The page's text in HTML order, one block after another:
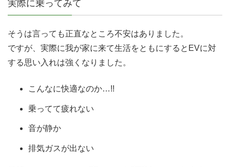
実際に乗ってみて
そうは言っても正直なところ不安はありました。
ですが、実際に我が家に来て生活をともにするとEVに対
する思い入れは強くなりました。
こんなに快適なのか…!!
乗ってて疲れない
音が静か
排気ガスが出ない